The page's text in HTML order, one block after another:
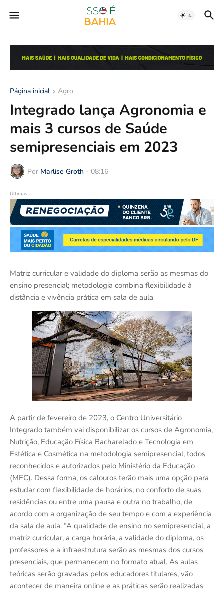
Página inicial Agro
Integrado lança Agronomia e
mais 3 cursos de Saúde
semipresenciais em 2023
Por Marlise Groth - 08:16
Últimas
Matriz curricular e validade do diploma serão as mesmas do
ensino presencial; metodologia combina flexibilidade à
distância e vivência prática em sala de aula
A partir de fevereiro de 2023, o Centro Universitário
Integrado também vai disponibilizar os cursos de Agronomia,
Nutrição, Educação Física Bacharelado e Tecnologia em
Estética e Cosmética na metodologia semipresencial, todos
reconhecidos e autorizados pelo Ministério da Educação
(MEC). Dessa forma, os calouros terão mais uma opção para
estudar com flexibilidade de horários, no conforto de suas
residências ou entre uma pausa e outra no trabalho, de
acordo com a organização de seu tempo e com a experiência
da sala de aula. “A qualidade de ensino no semipresencial, a
matriz curricular, a carga horária, a validade do diploma, os
professores e a infraestrutura serão as mesmas dos cursos
presenciais, que permanecem no formato atual. As aulas
teóricas serão gravadas pelos educadores titulares, vão
acontecer de maneira online e as práticas serão realizadas